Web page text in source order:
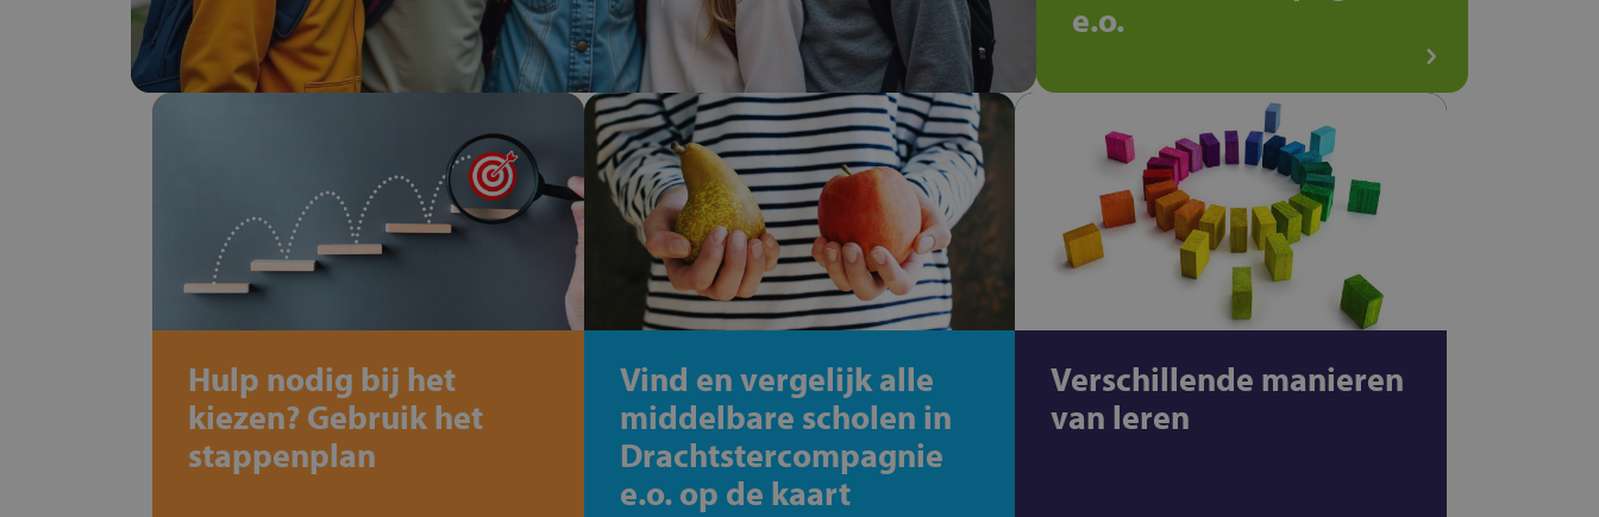
e.o.
Hulp nodig bij het
kiezen? Gebruik het
stappenplan
Vind en vergelijk alle
middelbare scholen in
Drachtstercompagnie
e.o. op de kaart
Verschillende manieren
van leren